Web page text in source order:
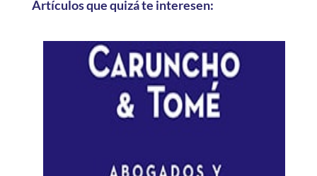
Artículos que quizá te interesen: